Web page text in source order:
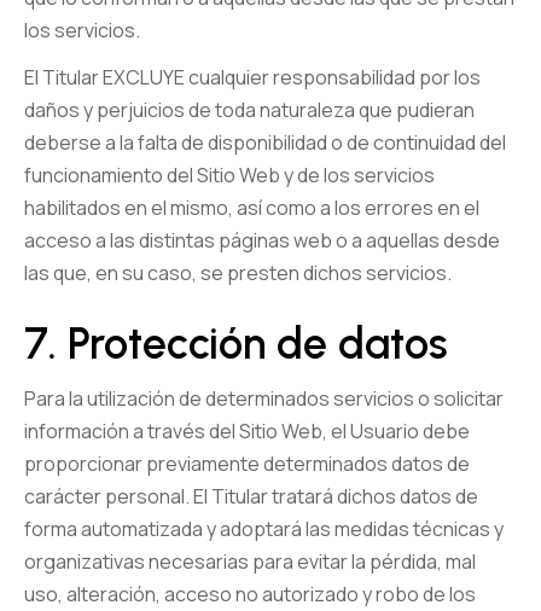
los servicios.
El Titular EXCLUYE cualquier responsabilidad por los
daños y perjuicios de toda naturaleza que pudieran
deberse a la falta de disponibilidad o de continuidad del
funcionamiento del Sitio Web y de los servicios
habilitados en el mismo, así como a los errores en el
acceso a las distintas páginas web o a aquellas desde
las que, en su caso, se presten dichos servicios.
7. Protección de datos
Para la utilización de determinados servicios o solicitar
información a través del Sitio Web, el Usuario debe
proporcionar previamente determinados datos de
carácter personal. El Titular tratará dichos datos de
forma automatizada y adoptará las medidas técnicas y
organizativas necesarias para evitar la pérdida, mal
uso, alteración, acceso no autorizado y robo de los